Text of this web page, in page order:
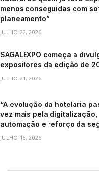
menos conseguidas com
planeamento”
JULHO 22, 2026
SAGALEXPO começa a
expositores da edição de
JULHO 21, 2026
“A evolução da hotelaria
vez mais pela digitalização,
automação e reforço da
JULHO 15, 2026